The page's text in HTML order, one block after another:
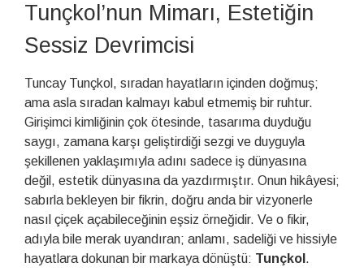
Tunçkol’nun Mimarı, Estetiğin
Sessiz Devrimcisi
Tuncay Tunçkol, sıradan hayatların içinden doğmuş;
ama asla sıradan kalmayı kabul etmemiş bir ruhtur.
Girişimci kimliğinin çok ötesinde, tasarıma duyduğu
saygı, zamana karşı geliştirdiği sezgi ve duyguyla
şekillenen yaklaşımıyla adını sadece iş dünyasına
değil, estetik dünyasına da yazdırmıştır. Onun hikâyesi;
sabırla bekleyen bir fikrin, doğru anda bir vizyonerle
nasıl çiçek açabileceğinin eşsiz örneğidir. Ve o fikir,
adıyla bile merak uyandıran; anlamı, sadeliği ve hissiyle
hayatlara dokunan bir markaya dönüştü: Tunçkol .